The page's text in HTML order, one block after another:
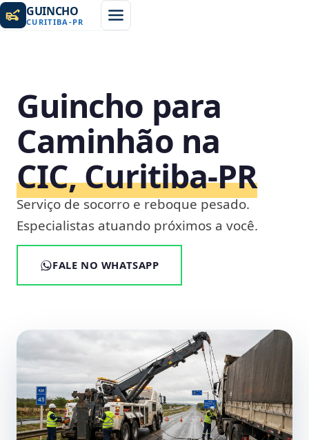
GUINCHO
CURITIBA -PR
Guincho para
Caminhão na
CIC, Curitiba‑PR
Serviço de socorro e reboque pesado.
Especialistas atuando próximos a você.
FALE NO WHATSAPP